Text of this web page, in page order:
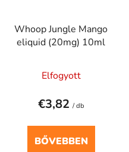
Whoop Jungle Mango
eliquid (20mg) 10ml
Elfogyott
€3,82 / db
BŐVEBBEN